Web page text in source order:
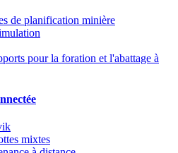
de planification minière
pour la foration et l'abattage à
mixtes